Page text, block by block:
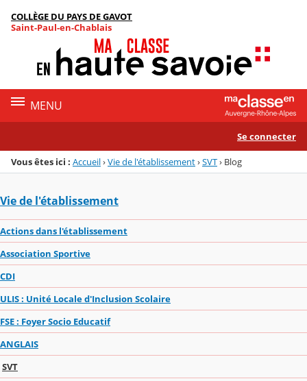
Menu de la rubrique
Contenu
COLLÈGE DU PAYS DE GAVOT
Saint-Paul-en-Chablais
MENU
Se connecter
Vous êtes ici : Accueil›Vie de l'établissement›SVT› Blog
Vie de l'établissement
Actions dans l'établissement
Association Sportive
CDI
ULIS : Unité Locale d'Inclusion Scolaire
FSE : Foyer Socio Educatif
ANGLAIS
SVT